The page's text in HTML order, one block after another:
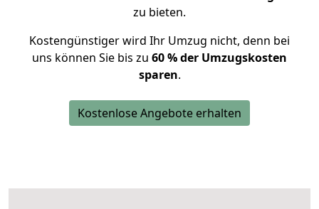
zu bieten.
Kostengünstiger wird Ihr Umzug nicht, denn bei
uns können Sie bis zu 60 % der Umzugskosten
sparen.
Kostenlose Angebote erhalten